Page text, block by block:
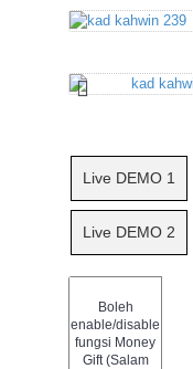
Live DEMO 1
Live DEMO 2
Boleh
enable/disable
fungsi Money
Gift (Salam